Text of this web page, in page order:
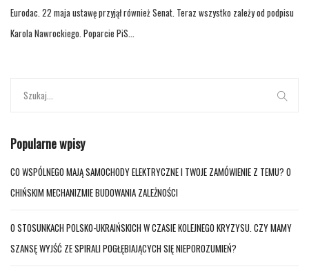
Eurodac. 22 maja ustawę przyjął również Senat. Teraz wszystko zależy od podpisu
Karola Nawrockiego. Poparcie PiS...
Popularne wpisy
CO WSPÓLNEGO MAJĄ SAMOCHODY ELEKTRYCZNE I TWOJE ZAMÓWIENIE Z TEMU? O
CHIŃSKIM MECHANIZMIE BUDOWANIA ZALEŻNOŚCI
O STOSUNKACH POLSKO-UKRAIŃSKICH W CZASIE KOLEJNEGO KRYZYSU. CZY MAMY
SZANSĘ WYJŚĆ ZE SPIRALI POGŁĘBIAJĄCYCH SIĘ NIEPOROZUMIEŃ?